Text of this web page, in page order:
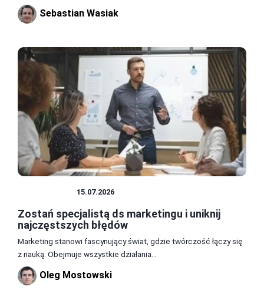
Sebastian Wasiak
15.07.2026
Zostań specjalistą ds marketingu i uniknij
najczęstszych błędów
Marketing stanowi fascynujący świat, gdzie twórczość łączy się
z nauką. Obejmuje wszystkie działania...
Oleg Mostowski